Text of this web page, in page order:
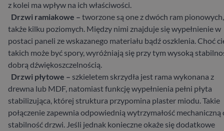
z kolei ma wpływ na ich właściwości.
Drzwi ramiakowe – tworzone są one z dwóch ram
także kilku poziomych. Między nimi znajduje się wypełnienie w
postaci paneli ze wskazanego materiału bądź oszklenia. Choć
takich może być spory, wyróżniają się przy tym wysoką
dobrą dźwiękoszczelnością.
Drzwi płytowe – szkieletem skrzydła jest rama wykonana z
drewna lub MDF, natomiast funkcję wypełnienia pełni płyta
stabilizująca, której struktura przypomina plaster miodu. Takie
połączenie zapewnia odpowiednią wytrzymałość mechaniczną
stabilność drzwi. Jeśli jednak konieczne okaże się dodatkowe